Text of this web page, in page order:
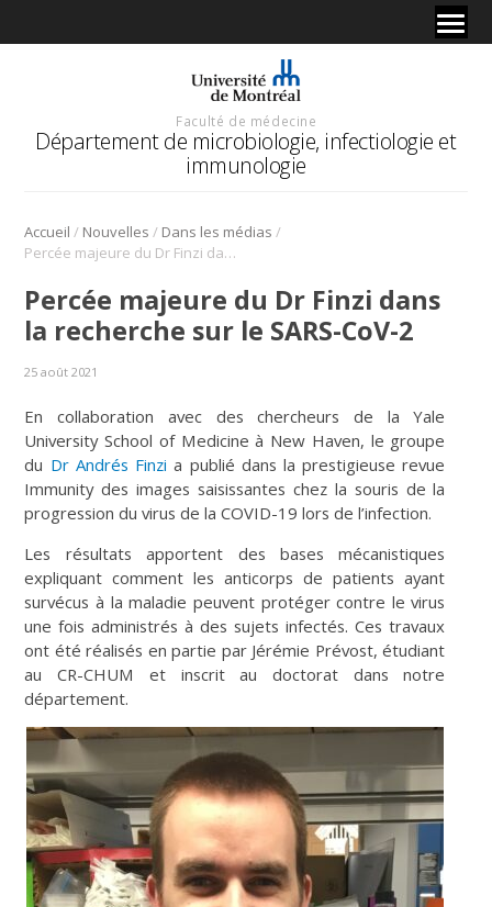
Faculté de médecine
Département de microbiologie, infectiologie et
immunologie
Accueil / Nouvelles / Dans les médias /
Percée majeure du Dr Finzi dans la recherche sur le SARS-CoV-2
Percée majeure du Dr Finzi dans
la recherche sur le SARS-CoV-2
25 août 2021
En collaboration avec des chercheurs de la Yale
University School of Medicine à New Haven, le groupe
du Dr Andrés Finzi a publié dans la prestigieuse revue
Immunity des images saisissantes chez la souris de la
progression du virus de la COVID-19 lors de l’infection.
Les résultats apportent des bases mécanistiques
expliquant comment les anticorps de patients ayant
survécus à la maladie peuvent protéger contre le virus
une fois administrés à des sujets infectés. Ces travaux
ont été réalisés en partie par Jérémie Prévost, étudiant
au CR-CHUM et inscrit au doctorat dans notre
département.